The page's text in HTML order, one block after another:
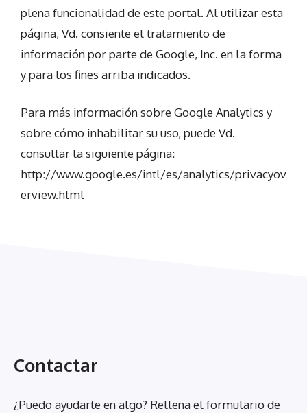
plena funcionalidad de este portal. Al utilizar esta
página, Vd. consiente el tratamiento de
información por parte de Google, Inc. en la forma
y para los fines arriba indicados.
Para más información sobre Google Analytics y
sobre cómo inhabilitar su uso, puede Vd.
consultar la siguiente página:
http://www.google.es/intl/es/analytics/privacyov
erview.html
Contactar
¿Puedo ayudarte en algo? Rellena el formulario de